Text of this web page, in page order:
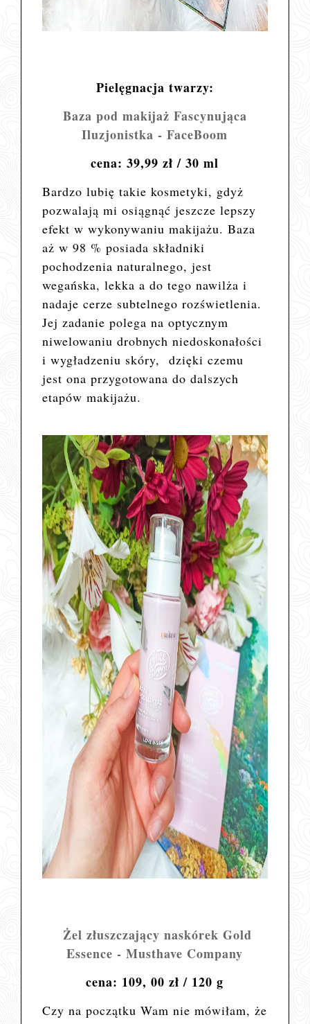
Pielęgnacja twarzy:
Baza pod makijaż Fascynująca
Iluzjonistka - FaceBoom
cena: 39,99 zł / 30 ml
Bardzo lubię takie kosmetyki, gdyż
pozwalają mi osiągnąć jeszcze lepszy
efekt w wykonywaniu makijażu. Baza
aż w 98 % posiada składniki
pochodzenia naturalnego, jest
wegańska, lekka a do tego nawilża i
nadaje cerze subtelnego rozświetlenia.
Jej zadanie polega naoptycznym
niwelowaniu drobnych niedoskonałości
i wygładzeniu skóry, dzięki czemu
jest ona przygotowana do dalszych
etapów makijażu.
Żel złuszczający naskórek Gold
Essence - Musthave Company
cena: 109, 00 zł / 120 g
Czy na początku Wam nie mówiłam, że